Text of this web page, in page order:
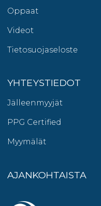
Oppaat
Videot
Tietosuojaseloste
YHTEYSTIEDOT
Jälleenmyyjät
PPG Certified
Myymälät
AJANKOHTAISTA